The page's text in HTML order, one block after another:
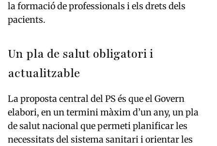
la formació de professionals i els drets dels
pacients.
Un pla de salut obligatori i
actualitzable
La proposta central del PS és que el Govern
elabori, en un termini màxim d’un any, un pla
de salut nacional que permeti planificar les
necessitats del sistema sanitari i orientar les